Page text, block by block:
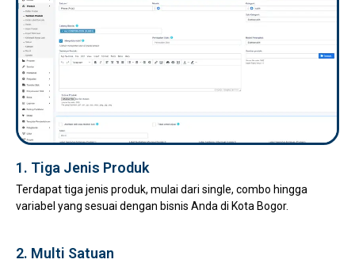
1. Tiga Jenis Produk
Terdapat tiga jenis produk, mulai dari single, combo hingga
variabel yang sesuai dengan bisnis Anda di Kota Bogor.
2. Multi Satuan